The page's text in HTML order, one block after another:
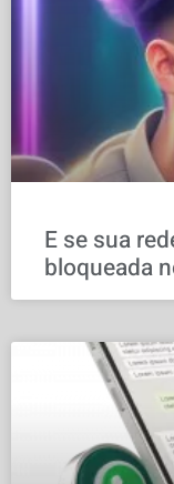
E se sua
bloqueada